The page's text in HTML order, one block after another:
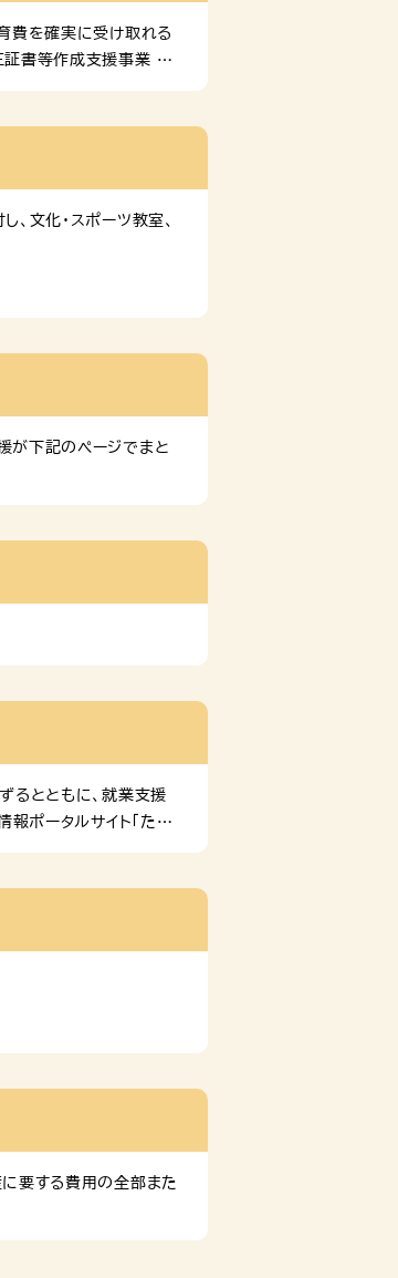
費を確実に受け取れる
正証書等作成支援事業
ー […]
文化・スポーツ教室、
が下記のページでまと
るとともに、就業支援
ポータルサイト「たよ
要する費用の全部また